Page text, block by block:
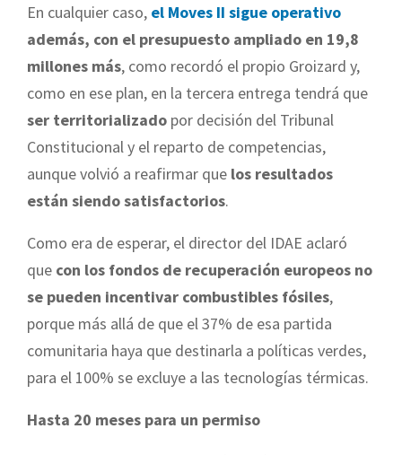
En cualquier caso, el Moves II sigue operativo
además, con el presupuesto ampliado en 19,8
millones más, como recordó el propio Groizard y,
como en ese plan, en la tercera entrega tendrá que
ser territorializado por decisión del Tribunal
Constitucional y el reparto de competencias,
aunque volvió a reafirmar que los resultados
están siendo satisfactorios.
Como era de esperar, el director del IDAE aclaró
que con los fondos de recuperación europeos no
se pueden incentivar combustibles fósiles,
porque más allá de que el 37% de esa partida
comunitaria haya que destinarla a políticas verdes,
para el 100% se excluye a las tecnologías térmicas.
Hasta 20 meses para un permiso